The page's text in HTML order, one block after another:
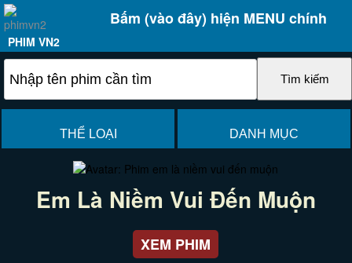
Bấm (vào đây) hiện MENU chính
PHIM VN2
THỂ LOẠI DANH MỤC
Em Là Niềm Vui Đến Muộn
XEM PHIM